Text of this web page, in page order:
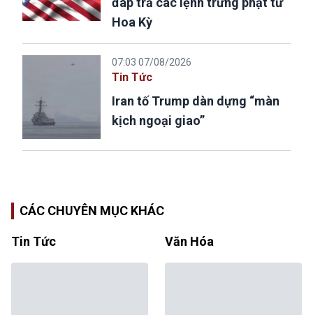
Hoa Kỳ
07:03 07/08/2026
Tin Tức
Iran tố Trump dàn dựng “màn
kịch ngoại giao”
CÁC CHUYÊN MỤC KHÁC
Tin Tức Văn Hóa